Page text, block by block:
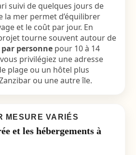
suivi de quelques jours de
la mer permet d’équilibrer
et le coût par jour. En
tourne souvent autour de
par personnepour 10 à 14
privilégiez une adresse
plage ou un hôtel plus
ou une autre île.
MESURE VARIÉS
et les hébergements à